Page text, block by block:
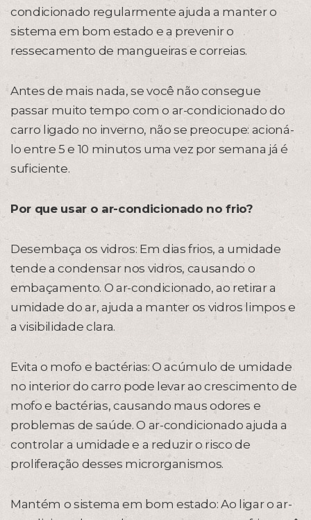
condicionado regularmente ajuda a manter o
sistema em bom estado e a prevenir o
ressecamento de mangueiras e correias.
Antes de mais nada, se você não consegue
passar muito tempo com o ar-condicionado do
carro ligado no inverno, não se preocupe: acioná-
lo entre 5 e 10 minutos uma vez por semana já é
suficiente.
Por que usar o ar-condicionado no frio?
Desembaça os vidros: Em dias frios, a umidade
tende a condensar nos vidros, causando o
embaçamento. O ar-condicionado, ao retirar a
umidade do ar, ajuda a manter os vidros limpos e
a visibilidade clara.
Evita o mofo e bactérias: O acúmulo de umidade
no interior do carro pode levar ao crescimento de
mofo e bactérias, causando maus odores e
problemas de saúde. O ar-condicionado ajuda a
controlar a umidade e a reduzir o risco de
proliferação desses microrganismos.
Mantém o sistema em bom estado: Ao ligar o ar-